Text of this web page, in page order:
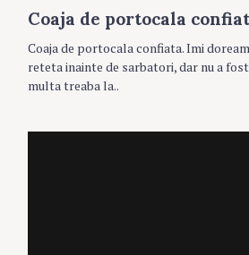
Coaja de portocala
Coaja de portocala confiata. Imi
reteta inainte de sarbatori, dar nu a
multa treaba la..